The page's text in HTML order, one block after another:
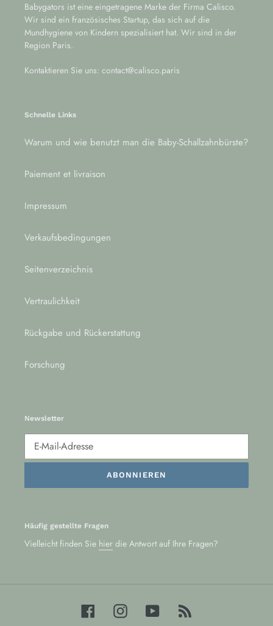
Babygators ist eine eingetragene Marke der Firma Calisco.
Wir sind ein französisches Startup, das sich auf die
Mundhygiene von Kindern spezialisiert hat. Wir sind in der
Region Paris.
Kontaktieren Sie uns: contact@calisco.paris
Schnelle Links
Warum und wie benutzt man die Baby-Schallzahnbürste?
Paiement et livraison
Impressum
Verkaufsbedingungen
Seitenverzeichnis
Vertraulichkeit
Rückgabe und Rückerstattung
Forschung
Newsletter
ABONNIEREN
Häufig gestellte Fragen
Vielleicht finden Sie hier die Antwort auf Ihre Fragen?
FacebookInstagramYouTube